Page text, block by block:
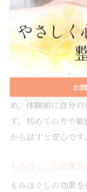
く、精神的なリラッ
は心地よい刺激に
レスや不安の軽減
は気分が明るくなっ
た」という声も多
ただし、独自手技
め、体験前に自分
す。初めての方や
から試すと安心です。
もみほぐしの効果
もみほぐしの効果
お
お